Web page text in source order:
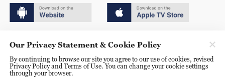
京ICP备20000184号
京公网安备 11010502050052号
Our Privacy Statement & Cookie Policy
By continuing to browse our site you agree to our use of cookies, revised
Privacy Policy and Terms of Use. You can change your cookie settings
through your browser.